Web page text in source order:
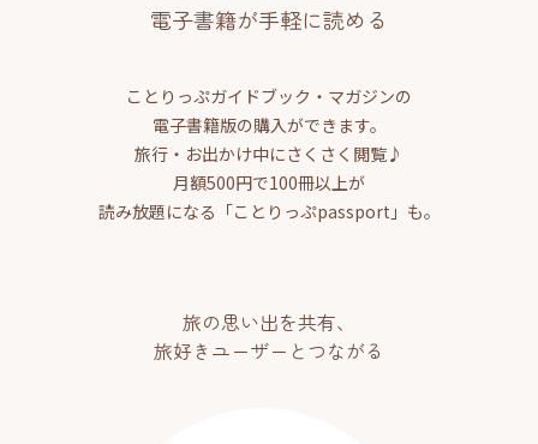
電子書籍が手軽に読める
ことりっぷガイドブック・マガジンの
電子書籍版の購入ができます。
旅行・お出かけ中にさくさく閲覧♪
月額500円で100冊以上が
読み放題になる「ことりっぷpassport」も。
旅の思い出を共有、
旅好きユーザーとつながる